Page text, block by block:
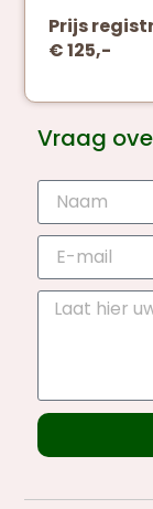
Vraag
Prijs
€ 125,-